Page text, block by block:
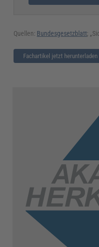
Quellen: Bundesgesetzblatt;
Fachartikel jetzt herunterladen